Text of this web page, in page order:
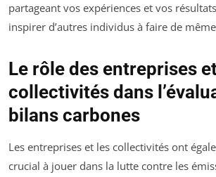
partageant vos expériences et vos
inspirer d’autres individus à faire de
Le rôle des entreprises
collectivités dans
bilans carbones
Les entreprises et les collectivités ont
crucial à jouer dans la lutte contre les